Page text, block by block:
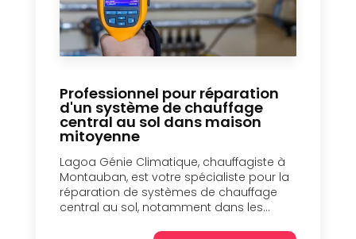
Professionnel pour réparation
d'un système de chauffage
central au sol dans maison
mitoyenne
Lagoa Génie Climatique, chauffagiste à
Montauban, est votre spécialiste pour la
réparation de systèmes de chauffage
central au sol, notamment dans les...